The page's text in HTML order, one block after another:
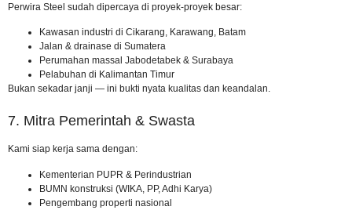
Perwira Steel sudah dipercaya di proyek-proyek besar:
Kawasan industri di Cikarang, Karawang, Batam
Jalan & drainase di Sumatera
Perumahan massal Jabodetabek & Surabaya
Pelabuhan di Kalimantan Timur
Bukan sekadar janji — ini bukti nyata kualitas dan keandalan.
7. Mitra Pemerintah & Swasta
Kami siap kerja sama dengan:
Kementerian PUPR & Perindustrian
BUMN konstruksi (WIKA, PP, Adhi Karya)
Pengembang properti nasional